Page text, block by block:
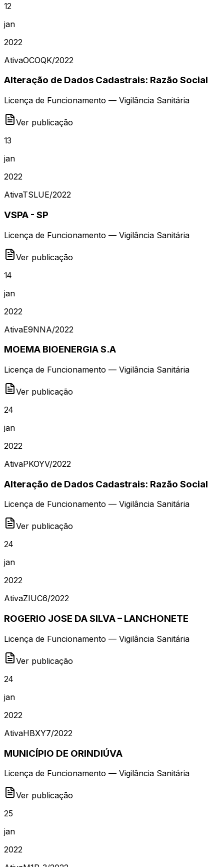
12
jan
2022
AtivaOCOQK/2022
Alteração de Dados Cadastrais: Razão Social
Licença de Funcionamento — Vigilância Sanitária
Ver publicação
13
jan
2022
AtivaTSLUE/2022
VSPA - SP
Licença de Funcionamento — Vigilância Sanitária
Ver publicação
14
jan
2022
AtivaE9NNA/2022
MOEMA BIOENERGIA S.A
Licença de Funcionamento — Vigilância Sanitária
Ver publicação
24
jan
2022
AtivaPKOYV/2022
Alteração de Dados Cadastrais: Razão Social
Licença de Funcionamento — Vigilância Sanitária
Ver publicação
24
jan
2022
AtivaZIUC6/2022
ROGERIO JOSE DA SILVA – LANCHONETE
Licença de Funcionamento — Vigilância Sanitária
Ver publicação
24
jan
2022
AtivaHBXY7/2022
MUNICÍPIO DE ORINDIÚVA
Licença de Funcionamento — Vigilância Sanitária
Ver publicação
25
jan
2022